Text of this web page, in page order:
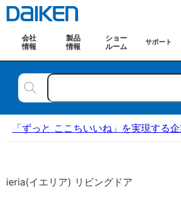
会社
情報
製品
情報
ショー
ルーム
サポート
「ずっと ここちいいね」を実現する
ieria(イエリア) リビングドア